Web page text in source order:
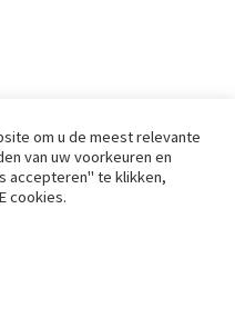
om u de meest relevante
van uw voorkeuren en
accepteren" te klikken,
cookies.